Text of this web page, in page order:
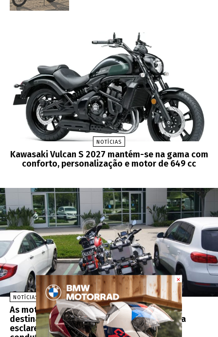
NOTÍCIAS
Kawasaki Vulcan S 2027 mantém-se na gama com
conforto, personalização e motor de 649 cc
NOTÍCIAS
As motos podem estacionar nos lugares
destinados aos carros? O Código da Estrada
esclarece uma das maiores dúvidas dos
×